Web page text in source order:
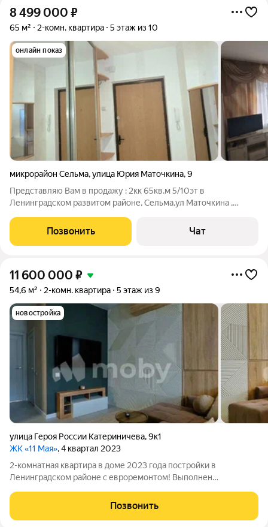
8 499 000 ₽
65 м² 2-комн. квартира 5 этаж из 10
онлайн показ
микрорайон Сельма,улица Юрия Маточкина,9
Представляю Вам в продажу : 2кк 65кв.м 5/10эт в
Ленинградском развитом районе, Сельма,ул Маточкина ,
магазины , супермаркеты, транспортная доступность ) Свежий
современный качественный ремонт,
Позвонить Чат
11 600 000 ₽
54,6 м² 2-комн. квартира 5 этаж из 9
новостройка
улица Героя России Катериничева,9к1
ЖК «11 Мая», 4 квартал 2023
2-комнатная квартира в доме 2023 года постройки в
Ленинградском районе с евроремонтом! Выполнен
материалов. Вся техника и мебель остается.
Инфраструктура:Современный спальный район города
Позвонить